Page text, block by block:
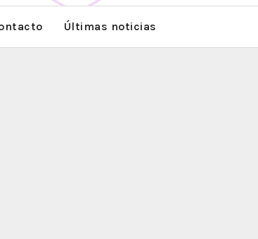
Últimas noticias